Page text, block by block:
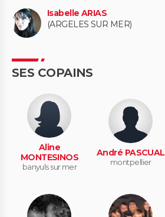
Isabelle ARIAS
(ARGELES SUR MER)
SES COPAINS
Aline
MONTESINOS
banyuls sur mer
André PASCUAL
montpellier